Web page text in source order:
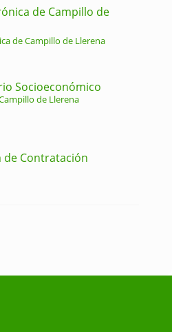
de Campillo de
de Campillo de Llerena
Socioeconómico
de Llerena
de Contratación